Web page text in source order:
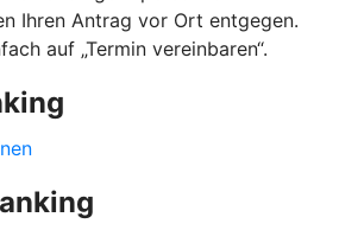
Ihren Antrag vor Ort entgegen.
auf „Termin vereinbaren“.